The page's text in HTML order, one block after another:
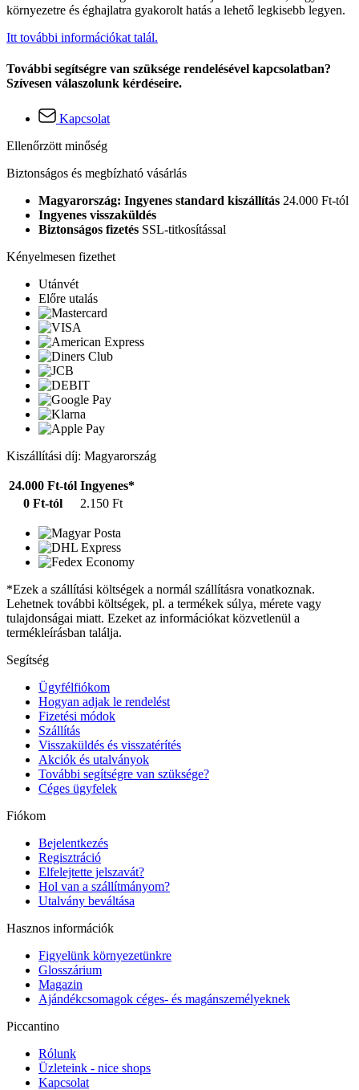
környezetre és éghajlatra gyakorolt hatás a lehető legkisebb legyen.
Itt további információkat talál.
További segítségre van szüksége rendelésével kapcsolatban?
Szívesen válaszolunk kérdéseire.
Kapcsolat
Ellenőrzött minőség
Biztonságos és megbízható vásárlás
Magyarország: Ingyenes standard kiszállítás 24.000 Ft-tól
Ingyenes visszaküldés
Biztonságos fizetés SSL-titkosítással
Kényelmesen fizethet
Utánvét
Előre utalás
Kiszállítási díj: Magyarország
24.000 Ft-tól Ingyenes*
0 Ft-tól
2.150 Ft
*Ezek a szállítási költségek a normál szállításra vonatkoznak.
Lehetnek további költségek, pl. a termékek súlya, mérete vagy
tulajdonságai miatt. Ezeket az információkat közvetlenül a
termékleírásban találja.
Segítség
Ügyfélfiókom
Hogyan adjak le rendelést
Fizetési módok
Szállítás
Visszaküldés és visszatérítés
Akciók és utalványok
További segítségre van szüksége?
Céges ügyfelek
Fiókom
Bejelentkezés
Regisztráció
Elfelejtette jelszavát?
Hol van a szállítmányom?
Utalvány beváltása
Hasznos információk
Figyelünk környezetünkre
Glosszárium
Magazin
Ajándékcsomagok céges- és magánszemélyeknek
Piccantino
Rólunk
Üzleteink - nice shops
Kapcsolat